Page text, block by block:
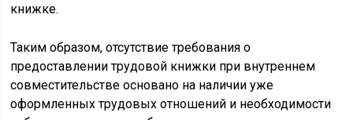
книжке.
Таким образом, отсутствие требования о
предоставлении трудовой книжки при внутреннем
совместительстве основано на наличии уже
оформленных трудовых отношений и необходимости